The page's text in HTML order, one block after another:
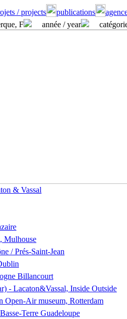
/ projects publications
F année / year
& Vassal
Mulhouse
/ Prés-Saint-Jean
Billancourt
- Lacaton&Vassal, Inside Outside
Open-Air museum, Rotterdam
Terre Guadeloupe